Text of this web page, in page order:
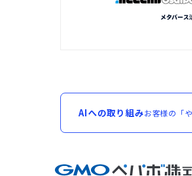
AIへの取り組みお客様の「